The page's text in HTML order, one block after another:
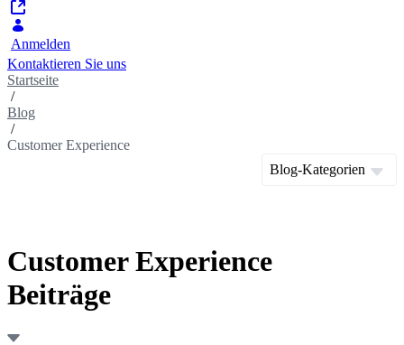
Anmelden
Kontaktieren Sie uns
Startseite
/
Blog
/
Customer Experience
Blog-Kategorien
Customer Experience
Beiträge